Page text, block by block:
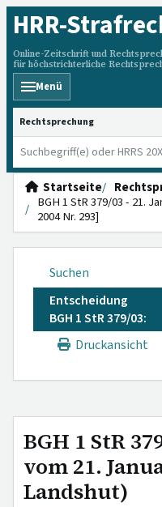
HRR-
Online-Zeitschrift und
für höchstrichterliche
Menü
HRRS durchsuchen
Startseite
BGH 1 StR 379/03 - 21.
2004 Nr. 293]
Suchen
Entscheidung
BGH 1 StR 379/03:
Druckansicht
BGH 1 StR
vom 21.
Landshut)